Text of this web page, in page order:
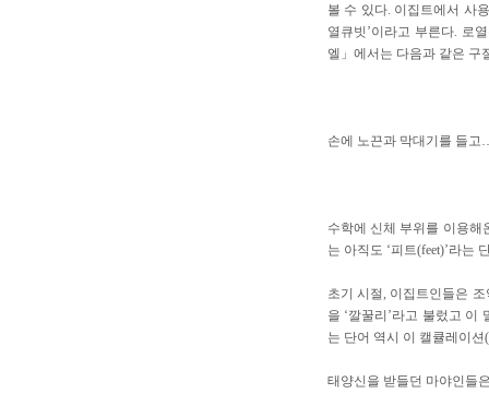
볼 수 있다. 이집트에서 사
열큐빗’이라고 부른다. 로
엘」에서는 다음과 같은 구
손에 노끈과 막대기를 들
수학에 신체 부위를 이용
는 아직도 ‘피트(feet)’라는
초기 시절, 이집트인들은
을 ‘깔꿀리’라고 불렀고 이
는 단어 역시 이 캘큘레이
태양신을 받들던 마야인들